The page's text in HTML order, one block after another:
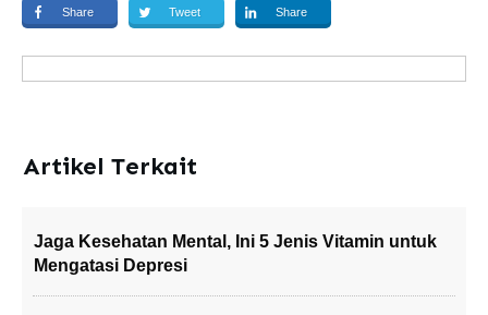
Share Tweet Share
Artikel Terkait
Jaga Kesehatan Mental, Ini 5 Jenis Vitamin untuk
Mengatasi Depresi